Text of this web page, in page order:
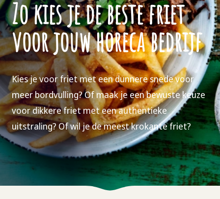
Zo kies je de beste friet
voor jouw horeca bedrijf
Kies je voor friet met een dunnere snede voor
meer bordvulling? Of maak je een bewuste keuze
voor dikkere friet met een authentieke
uitstraling? Of wil je de meest krokante friet?